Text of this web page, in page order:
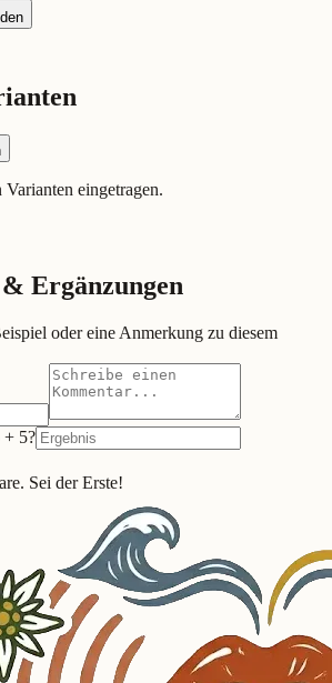
eingetragen.
Ergänzungen
oder eine Anmerkung zu diesem
+ 5?
Sei der Erste!